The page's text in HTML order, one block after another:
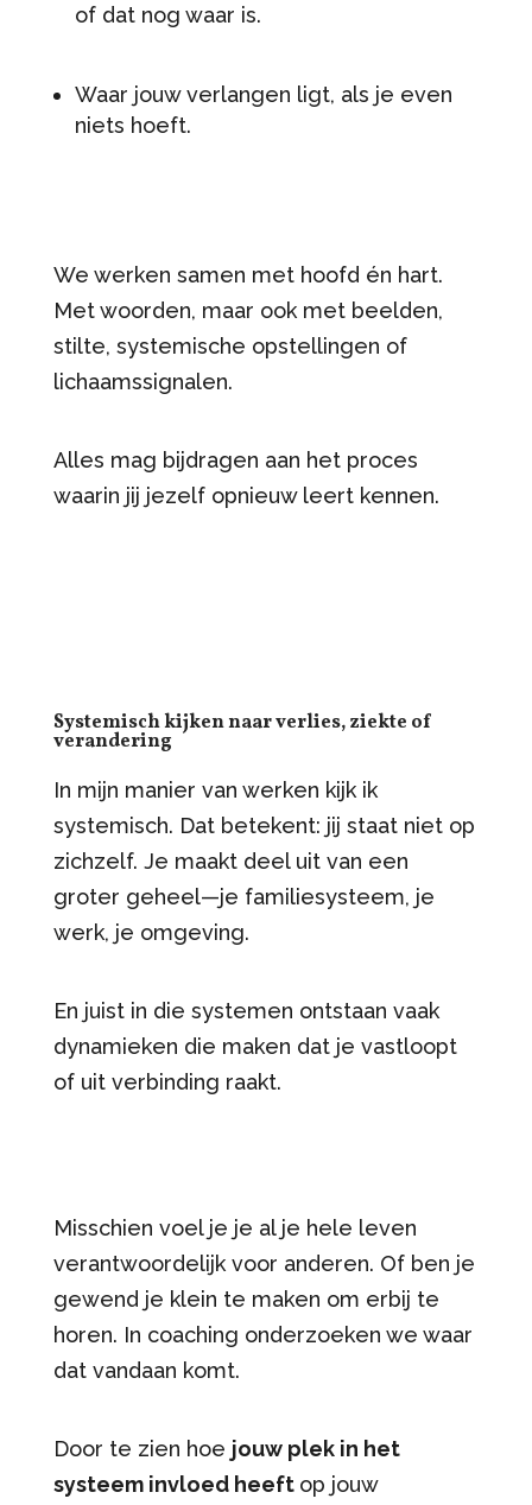
of dat nog waar is.
Waar jouw verlangen ligt, als je even
niets hoeft.
We werken samen met hoofd én hart.
Met woorden, maar ook met beelden,
stilte, systemische opstellingen of
lichaamssignalen.
Alles mag bijdragen aan het proces
waarin jij jezelf opnieuw leert kennen.
Systemisch kijken naar verlies, ziekte of
verandering
In mijn manier van werken kijk ik
systemisch. Dat betekent: jij staat niet op
zichzelf. Je maakt deel uit van een
groter geheel—je familiesysteem, je
werk, je omgeving.
En juist in die systemen ontstaan vaak
dynamieken die maken dat je vastloopt
of uit verbinding raakt.
Misschien voel je je al je hele leven
verantwoordelijk voor anderen. Of ben je
gewend je klein te maken om erbij te
horen. In coaching onderzoeken we waar
dat vandaan komt.
Door te zien hoe jouw plek in het
systeem invloed heeft op jouw